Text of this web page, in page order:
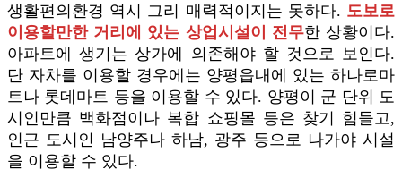
생활편의환경 역시 그리 매력적이지는 못하다. 도보로
이용할만한 거리에 있는 상업시설이 전무한 상황이다.
아파트에 생기는 상가에 의존해야 할 것으로 보인다.
단 자차를 이용할 경우에는 양평읍내에 있는 하나로마
트나 롯데마트 등을 이용할 수 있다. 양평이 군 단위 도
시인만큼 백화점이나 복합 쇼핑몰 등은 찾기 힘들고,
인근 도시인 남양주나 하남, 광주 등으로 나가야 시설
을 이용할 수 있다.